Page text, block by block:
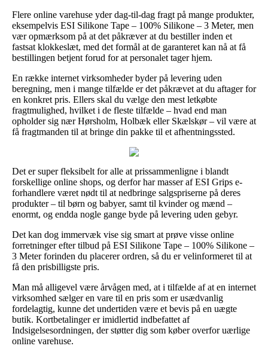
Flere online varehuse yder dag-til-dag fragt på mange produkter,
eksempelvis ESI Silikone Tape – 100% Silikone – 3 Meter, men
vær opmærksom på at det påkræver at du bestiller inden et
fastsat klokkeslæt, med det formål at de garanteret kan nå at få
bestillingen betjent forud for at personalet tager hjem.
En række internet virksomheder byder på levering uden
beregning, men i mange tilfælde er det påkrævet at du aftager for
en konkret pris. Ellers skal du vælge den mest letkøbte
fragtmulighed, hvilket i de fleste tilfælde – hvad end man
opholder sig nær Hørsholm, Holbæk eller Skælskør – vil være at
få fragtmanden til at bringe din pakke til et afhentningssted.
Det er super fleksibelt for alle at prissammenligne i blandt
forskellige online shops, og derfor har masser af ESI Grips e-
forhandlere været nødt til at nedbringe salgspriserne på deres
produkter – til børn og babyer, samt til kvinder og mænd –
enormt, og endda nogle gange byde på levering uden gebyr.
Det kan dog immervæk vise sig smart at prøve visse online
forretninger efter tilbud på ESI Silikone Tape – 100% Silikone –
3 Meter forinden du placerer ordren, så du er velinformeret til at
få den prisbilligste pris.
Man må alligevel være årvågen med, at i tilfælde af at en internet
virksomhed sælger en vare til en pris som er usædvanlig
fordelagtig, kunne det undertiden være et bevis på en uægte
butik. Kortbetalinger er imidlertid indbefattet af
Indsigelsesordningen, der støtter dig som køber overfor uærlige
online varehuse.